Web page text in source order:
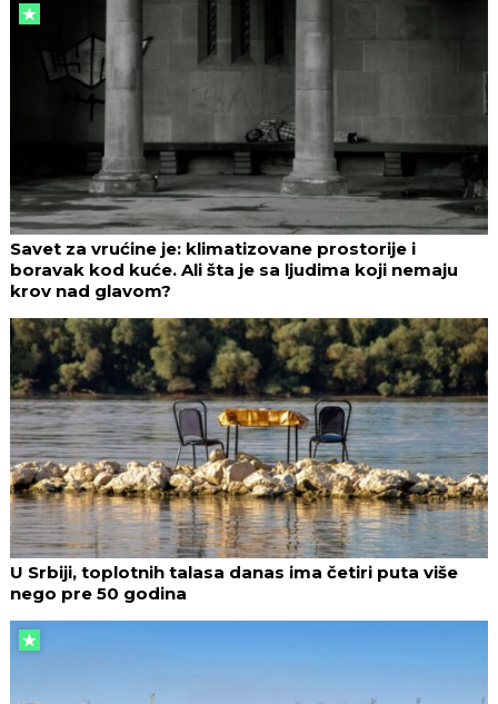
Savet za vrućine je: klimatizovane prostorije i
boravak kod kuće. Ali šta je sa ljudima koji nemaju
krov nad glavom?
U Srbiji, toplotnih talasa danas ima četiri puta više
nego pre 50 godina